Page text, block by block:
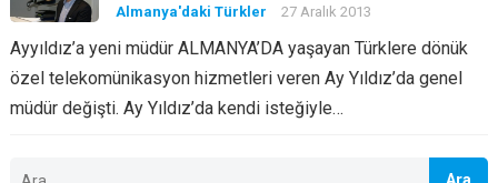
Almanya'daki Türkler 27 Aralık 2013
Ayyıldız’a yeni müdür ALMANYA’DA yaşayan Türklere dönük
özel telekomünikasyon hizmetleri veren Ay Yıldız’da genel
müdür değişti. Ay Yıldız’da kendi isteğiyle…